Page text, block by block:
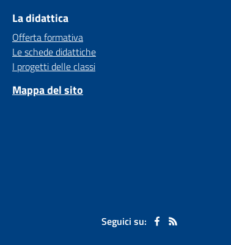
La didattica
Offerta formativa
Le schede didattiche
I progetti delle classi
Mappa del sito
Seguici su: